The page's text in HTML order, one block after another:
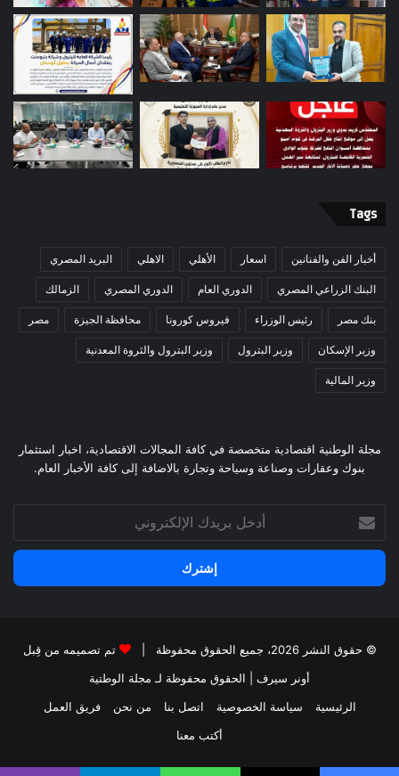
Tags
أخبار الفن والفنانين اسعار الأهلي الاهلي البريد المصري
البنك الزراعي المصري الدوري العام الدوري المصري الزمالك
بنك مصر رئيس الوزراء فيروس كورونا محافظة الجيزة مصر
وزير الإسكان وزير البترول وزير البترول والثروة المعدنية
وزير المالية
مجلة الوطنية اقتصادية متخصصة في كافة المجالات الاقتصادية، اخبار استثمار
بنوك وعقارات وصناعة وسياحة وتجارة بالاضافة إلى كافة الأخبار العام.
بريدك
الإلكتروني
© حقوق النشر 2026، جميع الحقوق محفوظة |
تم تصميمه من قِبل
أونر سيرف | الحقوق محفوظة لـ مجلة الوطتية
الرئيسية
سياسة الخصوصية اتصل بنا من نحن
فريق العمل
أكتب معنا